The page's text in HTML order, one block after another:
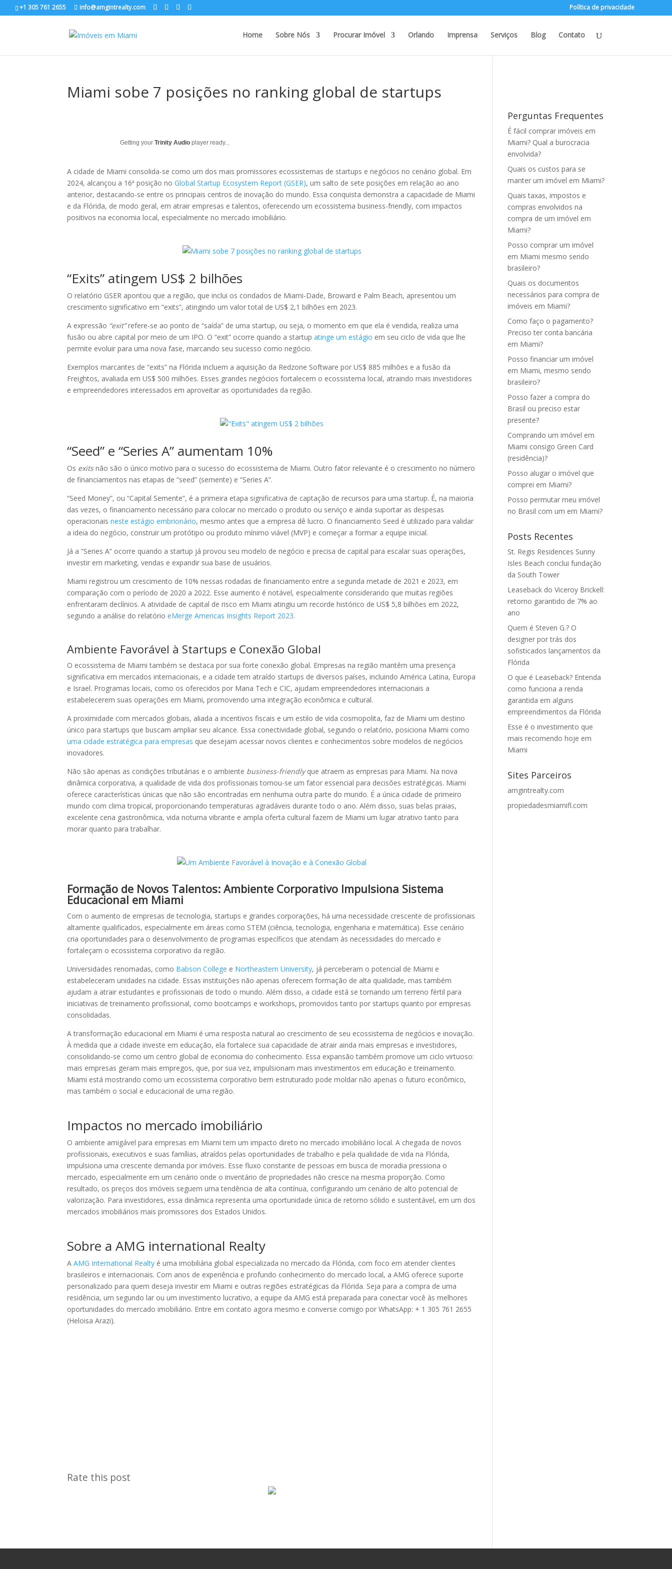
+1 305 761 2655 info@amgintrealty.com Política de privacidade
Home Sobre Nós Procurar Imóvel Orlando Imprensa Serviços Blog Contato
Miami sobe 7 posições no ranking global de startups
Getting yourTrinity Audio player ready...
A cidade de Miami consolida-se como um dos mais promissores ecossistemas de startups e negócios no cenário global. Em
2024, alcançou a 16ª posição noGlobal Startup Ecosystem Report (GSER), um salto de sete posições em relação ao ano
anterior, destacando-se entre os principais centros de inovação do mundo. Essa conquista demonstra a capacidade de Miami
e da Flórida, de modo geral, em atrair empresas e talentos, oferecendo um ecossistema business-friendly, com impactos
positivos na economia local, especialmente no mercado imobiliário.
“Exits” atingem US$ 2 bilhões
O relatório GSER apontou que a região, que inclui os condados de Miami-Dade, Broward e Palm Beach, apresentou um
crescimento significativo em “exits”, atingindo um valor total de US$ 2,1 bilhões em 2023.
A expressão “exit”refere-se ao ponto de “saída” de uma startup, ou seja, o momento em que ela é vendida, realiza uma
fusão ou abre capital por meio de um IPO. O “exit” ocorre quando a startupatinge um estágio em seu ciclo de vida que lhe
permite evoluir para uma nova fase, marcando seu sucesso como negócio.
Exemplos marcantes de “exits” na Flórida incluem a aquisição da Redzone Software por US$ 885 milhões e a fusão da
Freightos, avaliada em US$ 500 milhões. Esses grandes negócios fortalecem o ecossistema local, atraindo mais investidores
e empreendedores interessados em aproveitar as oportunidades da região.
“Seed” e “Series A” aumentam 10%
Os exitsnão são o único motivo para o sucesso do ecossistema de Miami. Outro fator relevante é o crescimento no número
de financiamentos nas etapas de “seed” (semente) e “Series A”.
“Seed Money”, ou “Capital Semente”, é a primeira etapa significativa de captação de recursos para uma startup. É, na maioria
das vezes, o financiamento necessário para colocar no mercado o produto ou serviço e ainda suportar as despesas
operacionaisneste estágio embrionário, mesmo antes que a empresa dê lucro. O financiamento Seed é utilizado para validar
a ideia do negócio, construir um protótipo ou produto mínimo viável (MVP) e começar a formar a equipe inicial.
Já a “Series A” ocorre quando a startup já provou seu modelo de negócio e precisa de capital para escalar suas operações,
investir em marketing, vendas e expandir sua base de usuários.
Miami registrou um crescimento de 10% nessas rodadas de financiamento entre a segunda metade de 2021 e 2023, em
comparação com o período de 2020 a 2022. Esse aumento é notável, especialmente considerando que muitas regiões
enfrentaram declínios. A atividade de capital de risco em Miami atingiu um recorde histórico de US$ 5,8 bilhões em 2022,
segundo a análise do relatórioeMerge Americas Insights Report 2023.
Ambiente Favorável à Startups e Conexão Global
O ecossistema de Miami também se destaca por sua forte conexão global. Empresas na região mantêm uma presença
significativa em mercados internacionais, e a cidade tem atraído startups de diversos países, incluindo América Latina, Europa
e Israel. Programas locais, como os oferecidos por Mana Tech e CIC, ajudam empreendedores internacionais a
estabelecerem suas operações em Miami, promovendo uma integração econômica e cultural.
A proximidade com mercados globais, aliada a incentivos fiscais e um estilo de vida cosmopolita, faz de Miami um destino
único para startups que buscam ampliar seu alcance. Essa conectividade global, segundo o relatório, posiciona Miami como
uma cidade estratégica para empresas que desejam acessar novos clientes e conhecimentos sobre modelos de negócios
inovadores.
Não são apenas as condições tributárias e o ambiente business-friendlyque atraem as empresas para Miami. Na nova
dinâmica corporativa, a qualidade de vida dos profissionais tornou-se um fator essencial para decisões estratégicas. Miami
oferece características únicas que não são encontradas em nenhuma outra parte do mundo. É a única cidade de primeiro
mundo com clima tropical, proporcionando temperaturas agradáveis durante todo o ano. Além disso, suas belas praias,
excelente cena gastronômica, vida noturna vibrante e ampla oferta cultural fazem de Miami um lugar atrativo tanto para
morar quanto para trabalhar.
Formação de Novos Talentos: Ambiente Corporativo Impulsiona Sistema
Educacional em Miami
Com o aumento de empresas de tecnologia, startups e grandes corporações, há uma necessidade crescente de profissionais
altamente qualificados, especialmente em áreas como STEM (ciência, tecnologia, engenharia e matemática). Esse cenário
cria oportunidades para o desenvolvimento de programas específicos que atendam às necessidades do mercado e
fortaleçam o ecossistema corporativo da região.
Universidades renomadas, como Babson College e Northeastern University, já perceberam o potencial de Miami e
estabeleceram unidades na cidade. Essas instituições não apenas oferecem formação de alta qualidade, mas também
ajudam a atrair estudantes e profissionais de todo o mundo. Além disso, a cidade está se tornando um terreno fértil para
iniciativas de treinamento profissional, como bootcamps e workshops, promovidos tanto por startups quanto por empresas
consolidadas.
A transformação educacional em Miami é uma resposta natural ao crescimento de seu ecossistema de negócios e inovação.
À medida que a cidade investe em educação, ela fortalece sua capacidade de atrair ainda mais empresas e investidores,
consolidando-se como um centro global de economia do conhecimento. Essa expansão também promove um ciclo virtuoso:
mais empresas geram mais empregos, que, por sua vez, impulsionam mais investimentos em educação e treinamento.
Miami está mostrando como um ecossistema corporativo bem estruturado pode moldar não apenas o futuro econômico,
mas também o social e educacional de uma região.
Impactos no mercado imobiliário
O ambiente amigável para empresas em Miami tem um impacto direto no mercado imobiliário local. A chegada de novos
profissionais, executivos e suas famílias, atraídos pelas oportunidades de trabalho e pela qualidade de vida na Flórida,
impulsiona uma crescente demanda por imóveis. Esse fluxo constante de pessoas em busca de moradia pressiona o
mercado, especialmente em um cenário onde o inventário de propriedades não cresce na mesma proporção. Como
resultado, os preços dos imóveis seguem uma tendência de alta contínua, configurando um cenário de alto potencial de
valorização. Para investidores, essa dinâmica representa uma oportunidade única de retorno sólido e sustentável, em um dos
mercados imobiliários mais promissores dos Estados Unidos.
Sobre a AMG international Realty
AAMG International Realty é uma imobiliária global especializada no mercado da Flórida, com foco em atender clientes
brasileiros e internacionais. Com anos de experiência e profundo conhecimento do mercado local, a AMG oferece suporte
personalizado para quem deseja investir em Miami e outras regiões estratégicas da Flórida. Seja para a compra de uma
residência, um segundo lar ou um investimento lucrativo, a equipe da AMG está preparada para conectar você às melhores
oportunidades do mercado imobiliário. Entre em contato agora mesmo e converse comigo por WhatsApp: + 1 305 761 2655
(Heloisa Arazi).
Rate this post
Perguntas Frequentes
É fácil comprar imóveis em
Miami? Qual a burocracia
envolvida?
Quais os custos para se
manter um imóvel em Miami?
Quais taxas, impostos e
compras envolvidos na
compra de um imóvel em
Miami?
Posso comprar um imóvel
em Miami mesmo sendo
brasileiro?
Quais os documentos
necessários para compra de
imóveis em Miami?
Como faço o pagamento?
Preciso ter conta bancária
em Miami?
Posso financiar um imóvel
em Miami, mesmo sendo
brasileiro?
Posso fazer a compra do
Brasil ou preciso estar
presente?
Comprando um imóvel em
Miami consigo Green Card
(residência)?
Posso alugar o imóvel que
comprei em Miami?
Posso permutar meu imóvel
no Brasil com um em Miami?
Posts Recentes
St. Regis Residences Sunny
Isles Beach conclui fundação
da South Tower
Leaseback do Viceroy Brickell:
retorno garantido de 7% ao
ano
Quem é Steven G.? O
designer por trás dos
sofisticados lançamentos da
Flórida
O que é Leaseback? Entenda
como funciona a renda
garantida em alguns
empreendimentos da Flórida
Esse é o investimento que
mais recomendo hoje em
Miami
Sites Parceiros
amgintrealty.com
propiedadesmiamifl.com